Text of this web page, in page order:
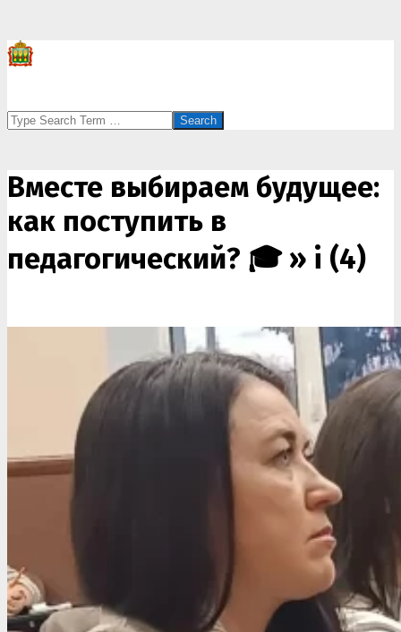
Search
Вместе выбираем будущее:
как поступить в
педагогический? 🎓 » i (4)